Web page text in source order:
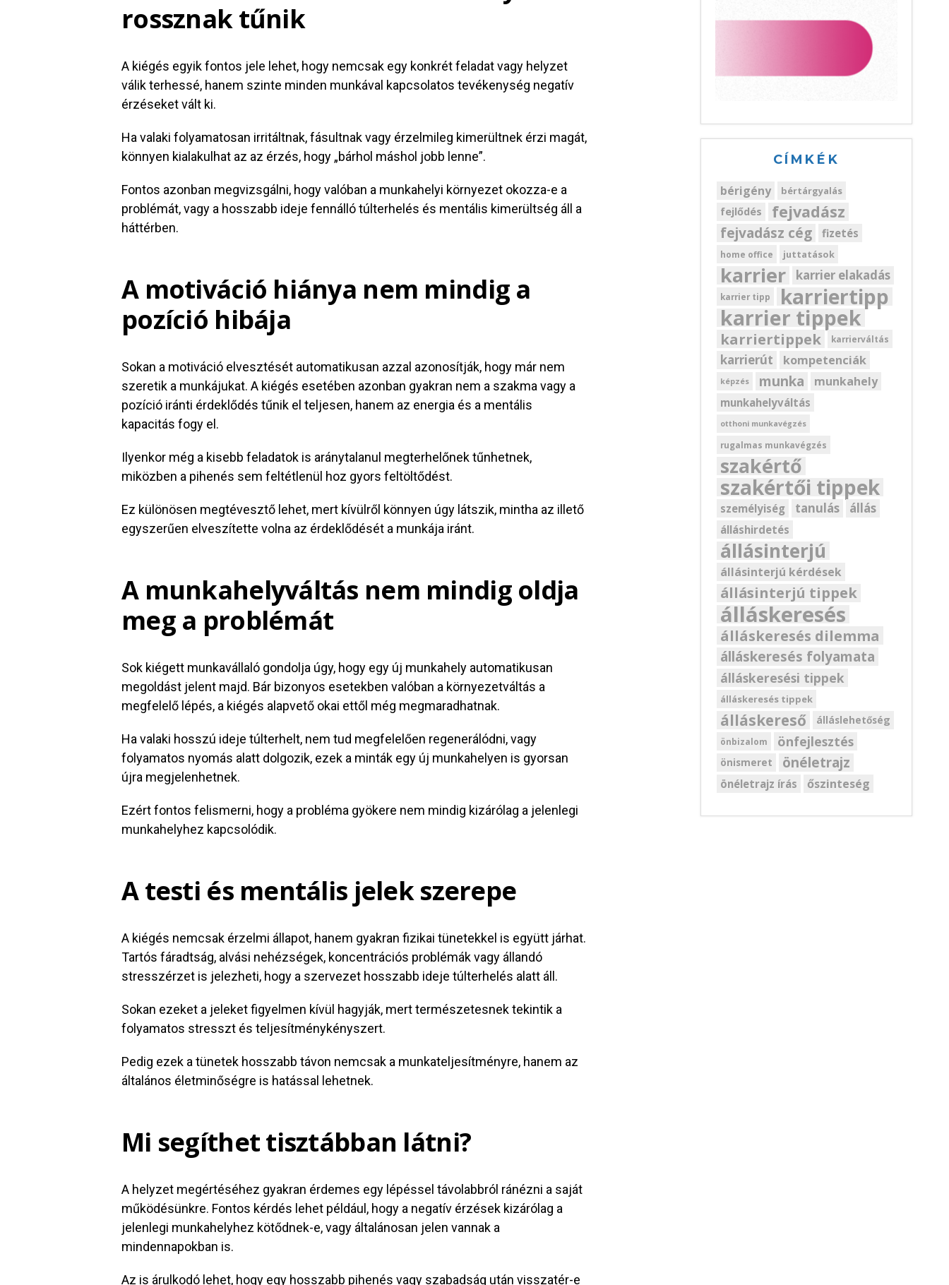
rossznak tűnik
A kiégés egyik fontos jele lehet, hogy nemcsak egy konkrét feladat vagy helyzet
válik terhessé, hanem szinte minden munkával kapcsolatos tevékenység negatív
érzéseket vált ki.
Ha valaki folyamatosan irritáltnak, fásultnak vagy érzelmileg kimerültnek érzi magát,
könnyen kialakulhat az az érzés, hogy „bárhol máshol jobb lenne”.
Fontos azonban megvizsgálni, hogy valóban a munkahelyi környezet okozza-e a
problémát, vagy a hosszabb ideje fennálló túlterhelés és mentális kimerültség áll a
háttérben.
A motiváció hiánya nem mindig a
pozíció hibája
Sokan a motiváció elvesztését automatikusan azzal azonosítják, hogy már nem
szeretik a munkájukat. A kiégés esetében azonban gyakran nem a szakma vagy a
pozíció iránti érdeklődés tűnik el teljesen, hanem az energia és a mentális
kapacitás fogy el.
Ilyenkor még a kisebb feladatok is aránytalanul megterhelőnek tűnhetnek,
miközben a pihenés sem feltétlenül hoz gyors feltöltődést.
Ez különösen megtévesztő lehet, mert kívülről könnyen úgy látszik, mintha az illető
egyszerűen elveszítette volna az érdeklődését a munkája iránt.
A munkahelyváltás nem mindig oldja
meg a problémát
Sok kiégett munkavállaló gondolja úgy, hogy egy új munkahely automatikusan
megoldást jelent majd. Bár bizonyos esetekben valóban a környezetváltás a
megfelelő lépés, a kiégés alapvető okai ettől még megmaradhatnak.
Ha valaki hosszú ideje túlterhelt, nem tud megfelelően regenerálódni, vagy
folyamatos nyomás alatt dolgozik, ezek a minták egy új munkahelyen is gyorsan
újra megjelenhetnek.
Ezért fontos felismerni, hogy a probléma gyökere nem mindig kizárólag a jelenlegi
munkahelyhez kapcsolódik.
A testi és mentális jelek szerepe
A kiégés nemcsak érzelmi állapot, hanem gyakran fizikai tünetekkel is együtt járhat.
Tartós fáradtság, alvási nehézségek, koncentrációs problémák vagy állandó
stresszérzet is jelezheti, hogy a szervezet hosszabb ideje túlterhelés alatt áll.
Sokan ezeket a jeleket figyelmen kívül hagyják, mert természetesnek tekintik a
folyamatos stresszt és teljesítménykényszert.
Pedig ezek a tünetek hosszabb távon nemcsak a munkateljesítményre, hanem az
általános életminőségre is hatással lehetnek.
Mi segíthet tisztábban látni?
A helyzet megértéséhez gyakran érdemes egy lépéssel távolabbról ránézni a saját
működésünkre. Fontos kérdés lehet például, hogy a negatív érzések kizárólag a
jelenlegi munkahelyhez kötődnek-e, vagy általánosan jelen vannak a
mindennapokban is.
Az is árulkodó lehet, hogy egy hosszabb pihenés vagy szabadság után visszatér-e
CÍMKÉK
bérigény
bértárgyalás
fejlődés fejvadász
fejvadász cég fizetés
home office juttatások
karrier karrier elakadás
karrier tipp karriertipp
karrier tippek
karriertippek karrierváltás
karrierút kompetenciák
képzés munka munkahely
munkahelyváltás
otthoni munkavégzés
rugalmas munkavégzés
szakértő
szakértői tippek
személyiség tanulás állás
álláshirdetés
állásinterjú
állásinterjú kérdések
állásinterjú tippek
álláskeresés
álláskeresés dilemma
álláskeresés folyamata
álláskeresési tippek
álláskeresés tippek
álláskereső álláslehetőség
önbizalom önfejlesztés
önismeret önéletrajz
önéletrajz írás őszinteség